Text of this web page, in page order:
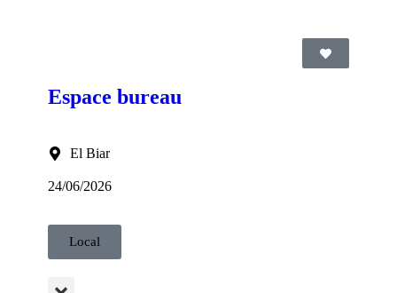
Espace bureau
El Biar
24/06/2026
Local